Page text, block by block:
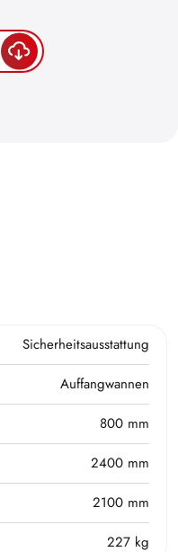
Sicherheitsausstattung
Auffangwannen
800 mm
2400 mm
2100 mm
227 kg